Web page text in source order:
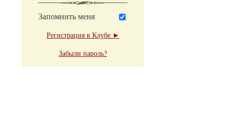
Запомнить меня
Регистрация в Клубе ►
Забыли пароль?